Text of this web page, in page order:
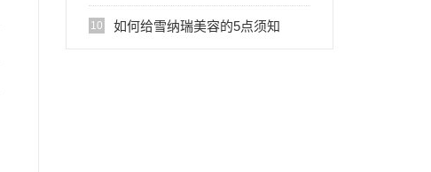
10 如何给雪纳瑞美容的5点须知